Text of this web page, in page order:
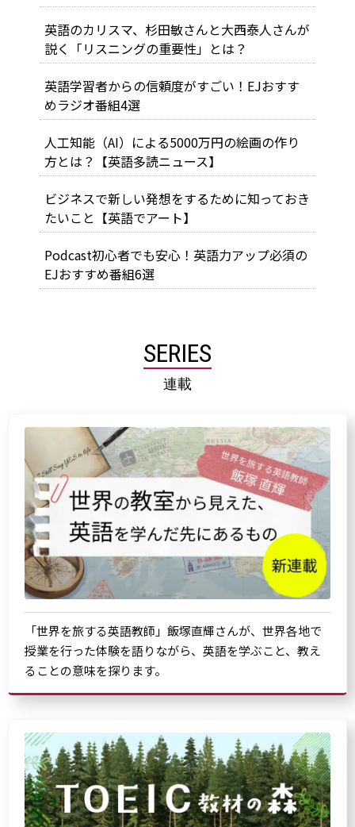
英語のカリスマ、杉田敏さんと大西泰人さんが
説く「リスニングの重要性」とは？
英語学習者からの信頼度がすごい！EJおすす
めラジオ番組4選
人工知能（AI）による5000万円の絵画の作り
方とは？【英語多読ニュース】
ビジネスで新しい発想をするために知っておき
たいこと【英語でアート】
Podcast初心者でも安心！英語力アップ必須の
EJおすすめ番組6選
SERIES
連載
「世界を旅する英語教師」飯塚直輝さんが、世界各地で
授業を行った体験を語りながら、英語を学ぶこと、教え
ることの意味を探ります。